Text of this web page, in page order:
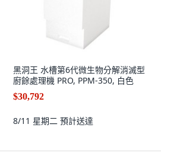
黑洞王 水槽第6代微生物分解消滅型
廚餘處理機 PRO, PPM-350, 白色
$30,792
8/11 星期二 預計送達